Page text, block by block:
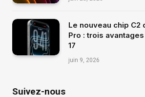
Le nouveau chip C2
Pro : trois
17
juin 9, 2026
Suivez-nous